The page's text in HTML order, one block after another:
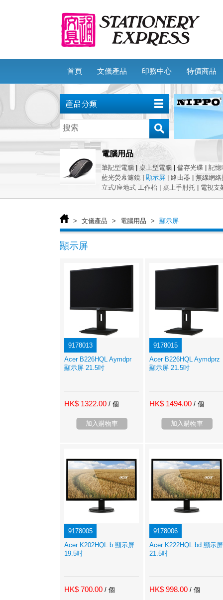
首頁 文儀產品 印務中心 特價商品
電腦用品
筆記型電腦 桌上型電腦 儲存光碟
記憶
藍光熒幕濾鏡
顯示屏 路由器
無線網絡
立式/座地式 工作枱
桌上手肘托 電視支
> 文儀產品 > 電腦用品 > 顯示屏
顯示屏
9178013
Acer B226HQL Aymdpr
顯示屏 21.5吋
HK$ 1322.00 / 個
加入購物車
9178015
Acer B226HQL Aymdprz
顯示屏 21.5吋
HK$ 1494.00 / 個
加入購物車
9178005
Acer K202HQL b 顯示屏
19.5吋
HK$ 700.00 / 個
9178006
Acer K222HQL bd 顯示屏
21.5吋
HK$ 998.00 / 個